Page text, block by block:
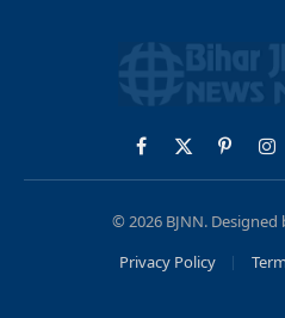
Facebook
X
(Twitter)
Pinterest
© 2026 BJNN. Designed
Privacy Policy